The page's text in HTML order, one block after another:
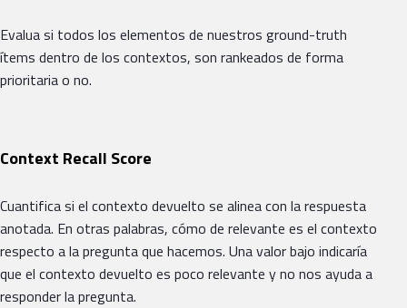
Evalua si todos los elementos de nuestros ground-truth
ítems dentro de los contextos, son rankeados de forma
prioritaria o no.
Context Recall Score
Cuantifica si el contexto devuelto se alinea con la respuesta
anotada. En otras palabras, cómo de relevante es el contexto
respecto a la pregunta que hacemos. Una valor bajo indicaría
que el contexto devuelto es poco relevante y no nos ayuda a
responder la pregunta.